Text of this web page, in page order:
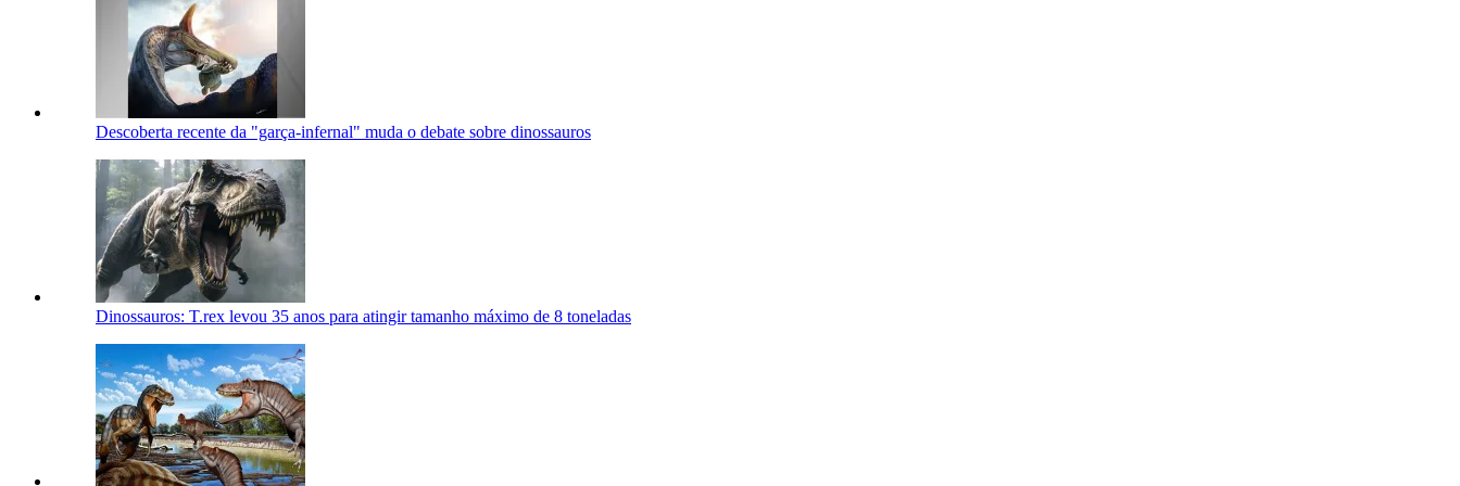
Descoberta recente da "garça-infernal" muda o debate sobre dinossauros
Dinossauros: T.rex levou 35 anos para atingir tamanho máximo de 8 toneladas